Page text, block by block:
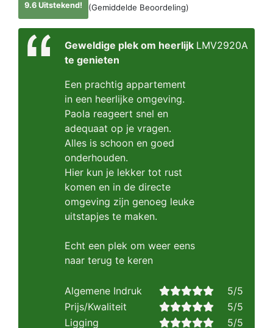
9.6 Uitstekend! (Gemiddelde Beoordeling)
Geweldige plek om heerlijk
te genieten
Een prachtig appartement
in een heerlijke omgeving.
Paola reageert snel en
adequaat op je vragen.
Alles is schoon en goed
onderhouden.
Hier kun je lekker tot rust
komen en in de directe
omgeving zijn genoeg leuke
uitstapjes te maken.
Echt een plek om weer eens
naar terug te keren
LMV2920A
Algemene Indruk
5/5
Prijs/Kwaliteit
5/5
Ligging
5/5